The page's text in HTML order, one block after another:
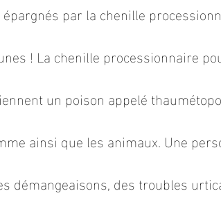
par la chenille
! La chenille processionnaire
un poison appelé
ainsi que les animaux. Une
démangeaisons, des troubles